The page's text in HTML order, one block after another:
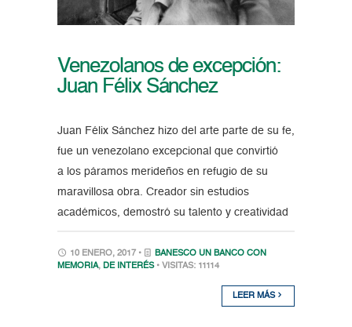
Venezolanos de excepción:
Juan Félix Sánchez
Juan Félix Sánchez hizo del arte parte de su fe,
fue un venezolano excepcional que convirtió
a los páramos merideños en refugio de su
maravillosa obra. Creador sin estudios
académicos, demostró su talento y creatividad
10 ENERO, 2017 •
BANESCO UN BANCO CON
MEMORIA, DE INTERÉS • VISITAS: 11114
LEER MÁS